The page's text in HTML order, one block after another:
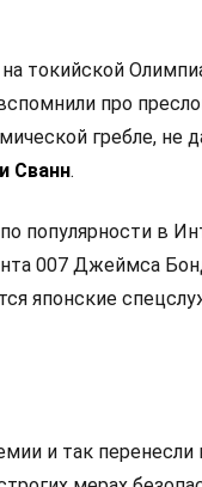
токийской
про
гребле, не
Сванн.
популярности в
007 Джеймса
японские
и так перенесли